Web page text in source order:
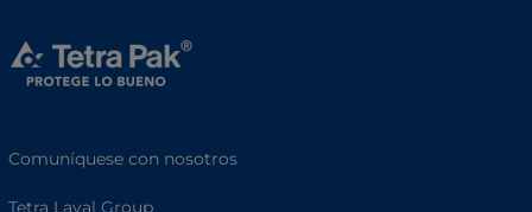
Comuníquese con nosotros
Tetra Laval Group